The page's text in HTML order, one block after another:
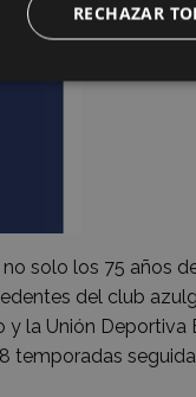
solo los 75 años
del club
la Unión Deportiva
temporadas
RECHAZAR